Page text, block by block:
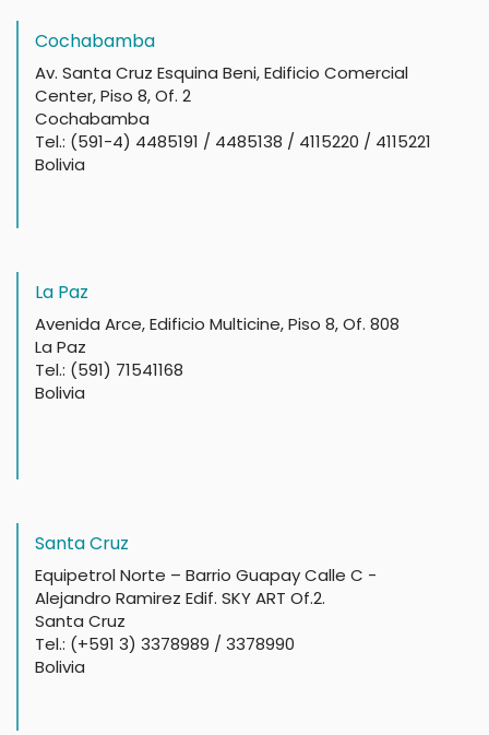
Cochabamba
Av. Santa Cruz Esquina Beni, Edificio Comercial
Center, Piso 8, Of. 2
Cochabamba
Tel.: (591-4) 4485191 / 4485138 / 4115220 / 4115221
Bolivia
La Paz
Avenida Arce, Edificio Multicine, Piso 8, Of. 808
La Paz
Tel.: (591) 71541168
Bolivia
Santa Cruz
Equipetrol Norte – Barrio Guapay Calle C -
Alejandro Ramirez Edif. SKY ART Of.2.
Santa Cruz
Tel.: (+591 3) 3378989 / 3378990
Bolivia